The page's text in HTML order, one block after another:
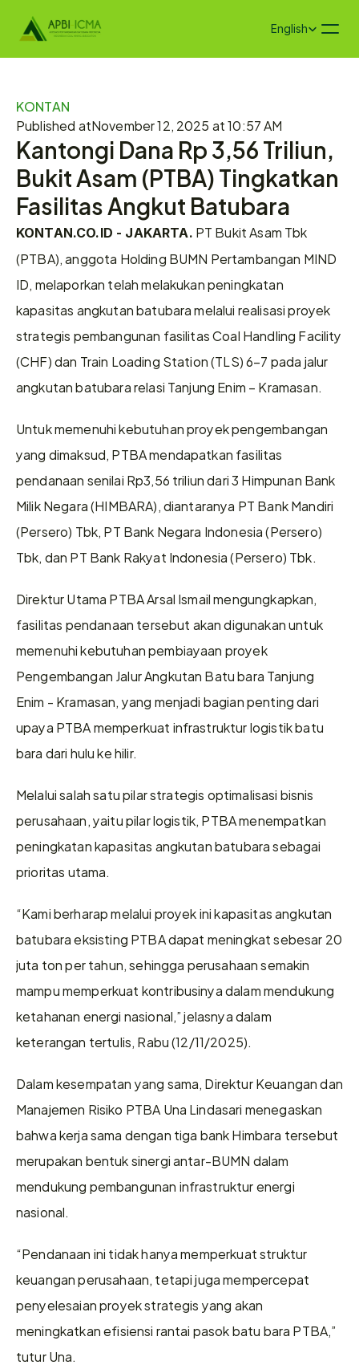
Select Language
English
KONTAN
Published atNovember 12, 2025 at 10:57 AM
Kantongi Dana Rp 3,56 Triliun,
Bukit Asam (PTBA) Tingkatkan
Fasilitas Angkut Batubara
KONTAN.CO.ID - JAKARTA. PT Bukit Asam Tbk
(PTBA), anggota Holding BUMN Pertambangan MIND
ID, melaporkan telah melakukan peningkatan
kapasitas angkutan batubara melalui realisasi proyek
strategis pembangunan fasilitas Coal Handling Facility
(CHF) dan Train Loading Station (TLS) 6–7 pada jalur
angkutan batubara relasi Tanjung Enim – Kramasan.
Untuk memenuhi kebutuhan proyek pengembangan
yang dimaksud, PTBA mendapatkan fasilitas
pendanaan senilai Rp3,56 triliun dari 3 Himpunan Bank
Milik Negara (HIMBARA), diantaranya PT Bank Mandiri
(Persero) Tbk, PT Bank Negara Indonesia (Persero)
Tbk, dan PT Bank Rakyat Indonesia (Persero) Tbk.
Direktur Utama PTBA Arsal Ismail mengungkapkan,
fasilitas pendanaan tersebut akan digunakan untuk
memenuhi kebutuhan pembiayaan proyek
Pengembangan Jalur Angkutan Batu bara Tanjung
Enim - Kramasan, yang menjadi bagian penting dari
upaya PTBA memperkuat infrastruktur logistik batu
bara dari hulu ke hilir.
Melalui salah satu pilar strategis optimalisasi bisnis
perusahaan, yaitu pilar logistik, PTBA menempatkan
peningkatan kapasitas angkutan batubara sebagai
prioritas utama.
“Kami berharap melalui proyek ini kapasitas angkutan
batubara eksisting PTBA dapat meningkat sebesar 20
juta ton per tahun, sehingga perusahaan semakin
mampu memperkuat kontribusinya dalam mendukung
ketahanan energi nasional,” jelasnya dalam
keterangan tertulis, Rabu (12/11/2025).
Dalam kesempatan yang sama, Direktur Keuangan dan
Manajemen Risiko PTBA Una Lindasari menegaskan
bahwa kerja sama dengan tiga bank Himbara tersebut
merupakan bentuk sinergi antar-BUMN dalam
mendukung pembangunan infrastruktur energi
nasional.
“Pendanaan ini tidak hanya memperkuat struktur
keuangan perusahaan, tetapi juga mempercepat
penyelesaian proyek strategis yang akan
meningkatkan efisiensi rantai pasok batu bara PTBA,”
tutur Una.